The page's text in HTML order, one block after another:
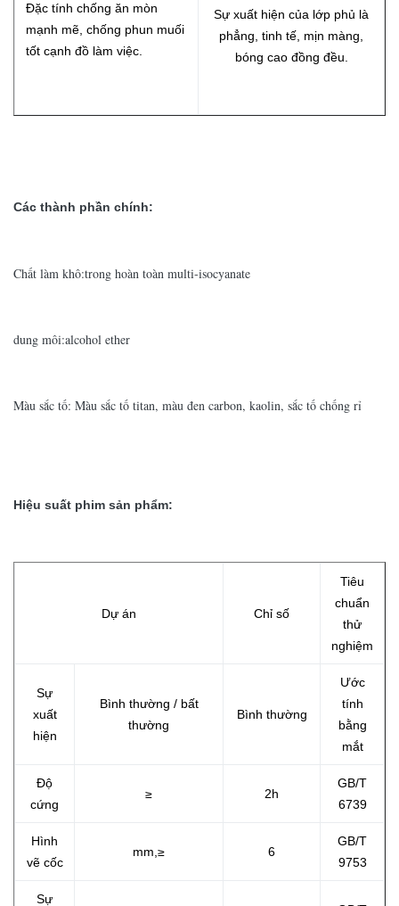
Đặc tính chống ăn mòn
mạnh mẽ, chống phun muối
tốt cạnh đồ làm việc.
Sự xuất hiện của lớp phủ là
phẳng, tinh tế, mịn màng,
bóng cao đồng đều.
Các thành phần chính:
Chất làm khô:trong hoàn toàn multi-isocyanate
dung môi:alcohol ether
Màu sắc tố: Màu sắc tố titan, màu đen carbon, kaolin, sắc tố chống rỉ
Hiệu suất phim sản phẩm:
Dự án Chỉ số
Tiêu
chuẩn
thử
nghiệm
Sự
xuất
hiện
Bình thường / bất
thường
Bình thường
Ước
tính
bằng
mắt
Độ
cứng
≥ 2h
GB/T
6739
Hình
vẽ cốc
mm,≥ 6
GB/T
9753
Sự